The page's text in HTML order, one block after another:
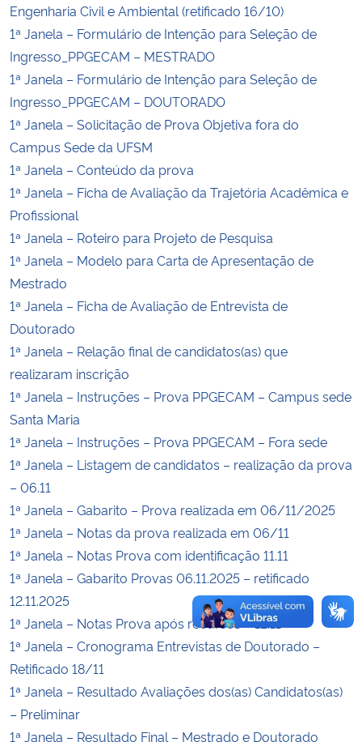
Ministério da Ciência, Tecnologia, Inovações e Comunicações
Ministério do Meio Ambiente
Ministério do Turismo
Ministério do Desenvolvimento Regional
Controladoria-Geral da União
Ministério da Mulher, da Família e dos Direitos Humanos
Secretaria-Geral
Secretaria de Governo
Gabinete de Segurança Institucional
Planalto
Engenharia Civil e Ambiental (retificado 16/10)
1ª Janela – Formulário de Intenção para Seleção de
Ingresso_PPGECAM – MESTRADO
1ª Janela – Formulário de Intenção para Seleção de
Ingresso_PPGECAM – DOUTORADO
1ª Janela – Solicitação de Prova Objetiva fora do
Campus Sede da UFSM
1ª Janela – Conteúdo da prova
1ª Janela – Ficha de Avaliação da Trajetória Acadêmica e
Profissional
1ª Janela – Roteiro para Projeto de Pesquisa
1ª Janela – Modelo para Carta de Apresentação de
Mestrado
1ª Janela – Ficha de Avaliação de Entrevista de
Doutorado
1ª Janela – Relação final de candidatos(as) que
realizaram inscrição
1ª Janela – Instruções – Prova PPGECAM – Campus sede
Santa Maria
1ª Janela – Instruções – Prova PPGECAM – Fora sede
1ª Janela – Listagem de candidatos – realização da prova
– 06.11
1ª Janela – Gabarito – Prova realizada em 06/11/2025
1ª Janela – Notas da prova realizada em 06/11
1ª Janela – Notas Prova com identificação 11.11
1ª Janela – Gabarito Provas 06.11.2025 – retificado
12.11.2025
1ª Janela – Notas Prova após recursos – 12.11
1ª Janela – Cronograma Entrevistas de Doutorado –
Retificado 18/11
1ª Janela – Resultado Avaliações dos(as) Candidatos(as)
– Preliminar
1ª Janela – Resultado Final – Mestrado e Doutorado